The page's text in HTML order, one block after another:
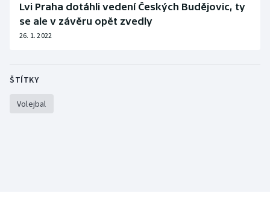
Stolní tenis
Triatlon
Vodní slalom
Lvi Praha dotáhli vedení Českých Budějovic, ty
se ale v závěru opět zvedly
26. 1. 2022
ŠTÍTKY
Volejbal